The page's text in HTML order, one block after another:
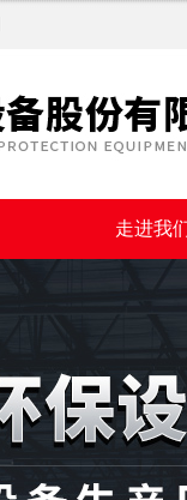
走进我